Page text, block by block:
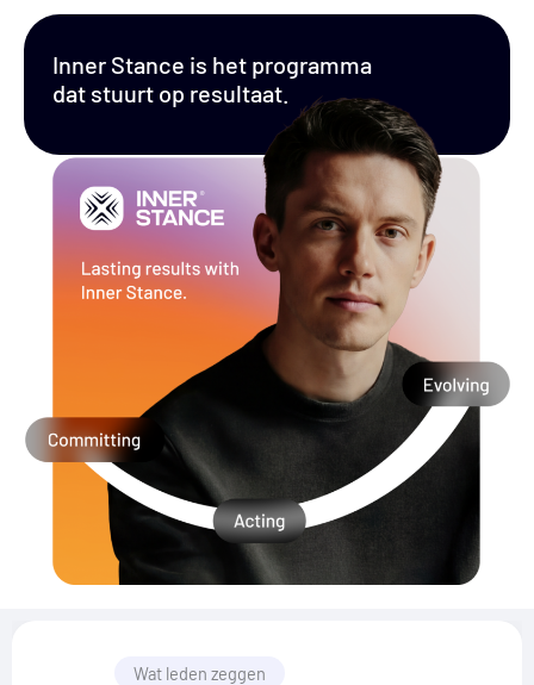
Inner Stance is het programma
dat stuurt op resultaat.
Wat leden zeggen